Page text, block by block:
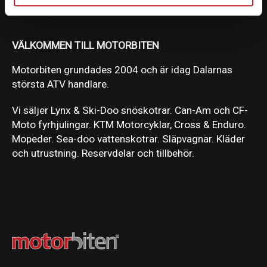
VÄLKOMMEN TILL MOTORBITEN
Motorbiten grundades 2004 och är idag Dalarnas
största ATV handlare.
Vi säljer Lynx & Ski-Doo snöskotrar. Can-Am och CF-
Moto fyrhjulingar. KTM Motorcyklar, Cross & Enduro.
Mopeder. Sea-doo vattenskotrar. Släpvagnar. Kläder
och utrustning. Reservdelar och tillbehör.